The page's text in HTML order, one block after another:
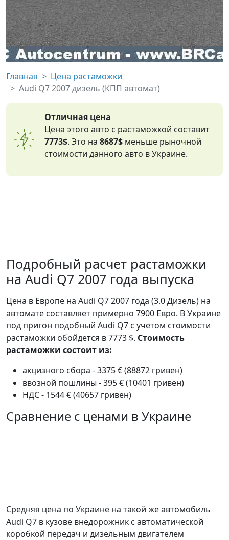
Главная
Цена растаможки
Audi Q7 2007 дизель (КПП автомат)
Отличная цена
Цена этого авто с растаможкой составит
7773$. Это на8687$ меньше рыночной
стоимости данного авто в Украине.
Подробный расчет растаможки
на Audi Q7 2007 года выпуска
Цена в Европе на Audi Q7 2007 года (3.0 Дизель) на
автомате составляет примерно 7900 Евро. В Украине
под пригон подобный Audi Q7 с учетом стоимости
растаможки обойдется в 7773 $. Стоимость
растаможки состоит из:
акцизного сбора - 3375 € (88872 гривен)
ввозной пошлины - 395 € (10401 гривен)
НДС - 1544 € (40657 гривен)
Сравнение с ценами в Украине
Средняя цена по Украине на такой же автомобиль
Audi Q7 в кузове внедорожник c автоматической
коробкой передач и дизельным двигателем